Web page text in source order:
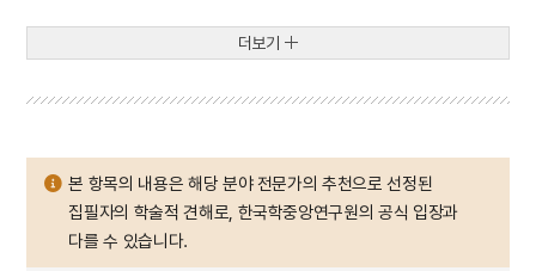
더보기
본 항목의 내용은 해당 분야 전문가의 추천으로 선정된
집필자의 학술적 견해로, 한국학중앙연구원의 공식 입장과
다를 수 있습니다.